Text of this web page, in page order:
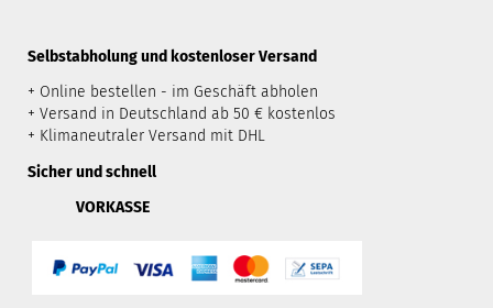
​Selbstabholung und kostenloser Versand
+ Online bestellen - im Geschäft abholen
+ Versand in Deutschland ab 50 € kostenlos
+ Klimaneutraler Versand mit DHL
Sicher und schnell
VORKASSE